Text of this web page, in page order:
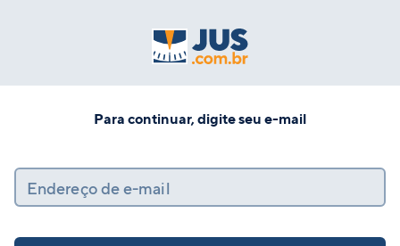
Para continuar, digite seu e-mail
Endereço de e-mail